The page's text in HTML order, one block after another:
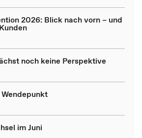
2026: Blick nach vorn – und
noch keine Perspektive
im Juni